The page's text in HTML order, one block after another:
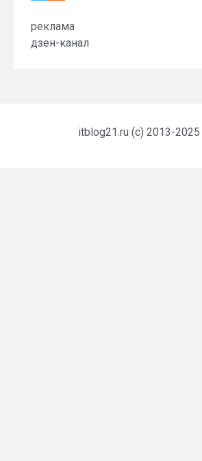
реклама
дзен-канал
itblog21.ru (c) 2013-